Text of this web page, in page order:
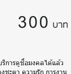
300 บาท
การดูชื่อมงคลได้แล้ว
ชะตา ความรัก การงาน